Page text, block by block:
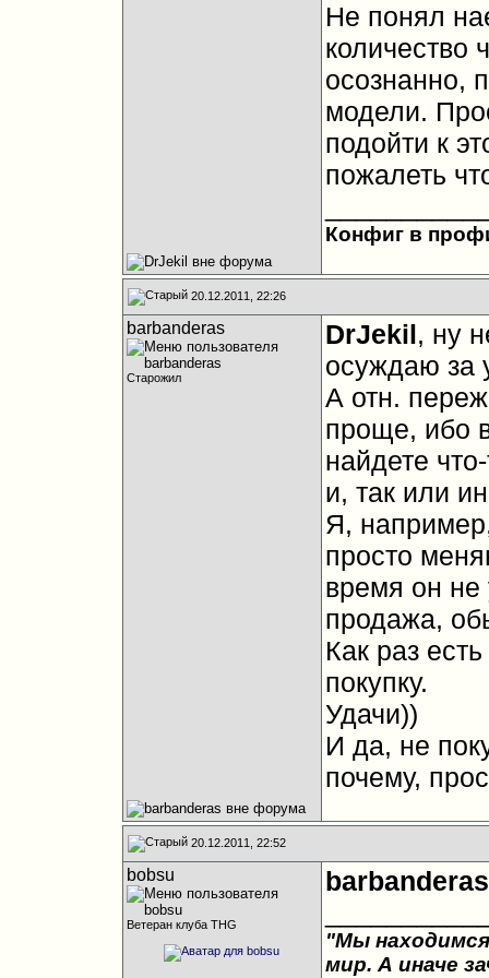
Не понял
количество
осознанно,
модели.
подойти к
пожалеть
Конфиг в
20.12.2011, 22:26
barbanderas
Старожил
DrJekil, ну
осуждаю за
А отн.
проще, ибо
найдете
и, так или
Я,
просто
время он не
продажа,
Как раз
покупку.
Удачи))
И да, не
почему,
20.12.2011, 22:52
bobsu
Ветеран клуба THG
barbanderas
"Мы
мир. А иначе